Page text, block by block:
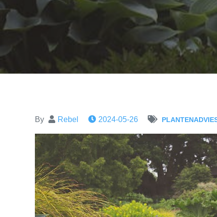
By Rebel 2024-05-26